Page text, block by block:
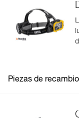
Piezas de recambio